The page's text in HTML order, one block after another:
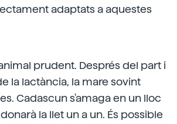
adaptats a aquestes
prudent. Després del part i
la lactància, la mare sovint
Cadascun s'amaga en un lloc
la llet un a un. És possible